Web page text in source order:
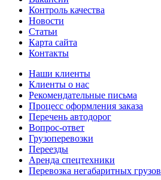
Контроль качества
Новости
Статьи
Карта сайта
Контакты
Наши клиенты
Клиенты о нас
Рекомендательные письма
Процесс оформления заказа
Перечень автодорог
Вопрос-ответ
Грузоперевозки
Переезды
Аренда спецтехники
Перевозка негабаритных грузов